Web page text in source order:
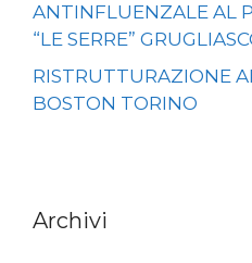
ANTINFLUENZALE AL
“LE SERRE”
RISTRUTTURAZIONE
BOSTON TORINO
Archivi